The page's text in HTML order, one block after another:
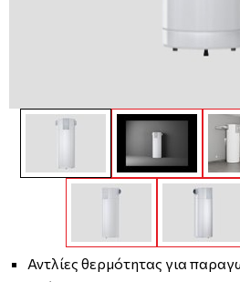
Αντλίες θερμότητας για